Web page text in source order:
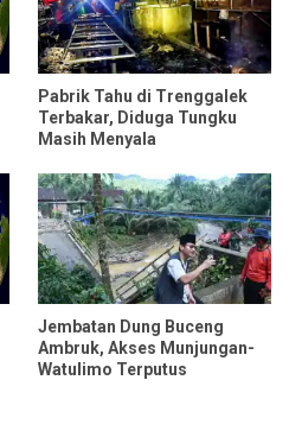
Pabrik Tahu di Trenggalek
Terbakar, Diduga Tungku
Masih Menyala
Jembatan Dung Buceng
Ambruk, Akses Munjungan-
Watulimo Terputus